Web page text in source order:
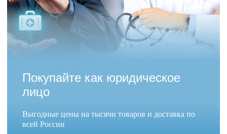
Покупайте как юридическое
лицо
Выгодные цены на тысячи товаров и доставка по
всей России